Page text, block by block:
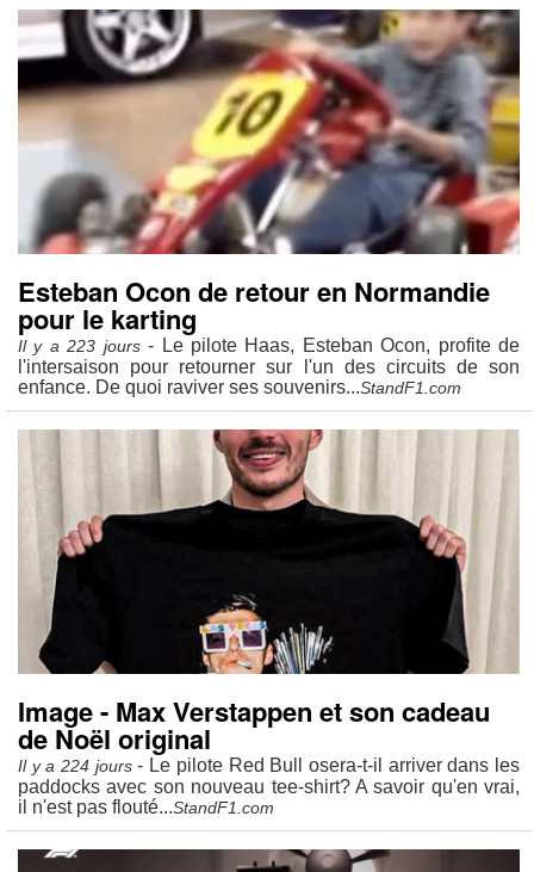
Esteban Ocon de retour en Normandie
pour le karting
Il y a 223 jours- Le pilote Haas, Esteban Ocon, profite de
l'intersaison pour retourner sur l'un des circuits de son
enfance. De quoi raviver ses souvenirs...StandF1.com
Image - Max Verstappen et son cadeau
de Noël original
Il y a 224 jours- Le pilote Red Bull osera-t-il arriver dans les
paddocks avec son nouveau tee-shirt? A savoir qu'en vrai,
il n'est pas flouté...StandF1.com